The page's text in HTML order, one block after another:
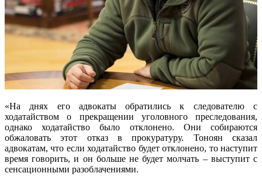
«На днях его адвокаты обратились к следователю с
ходатайством о прекращении уголовного преследования,
однако ходатайство было отклонено. Они собираются
обжаловать этот отказ в прокуратуру. Тоноян сказал
адвокатам, что если ходатайство будет отклонено, то наступит
время говорить, и он больше не будет молчать – выступит с
сенсационными разоблачениями.